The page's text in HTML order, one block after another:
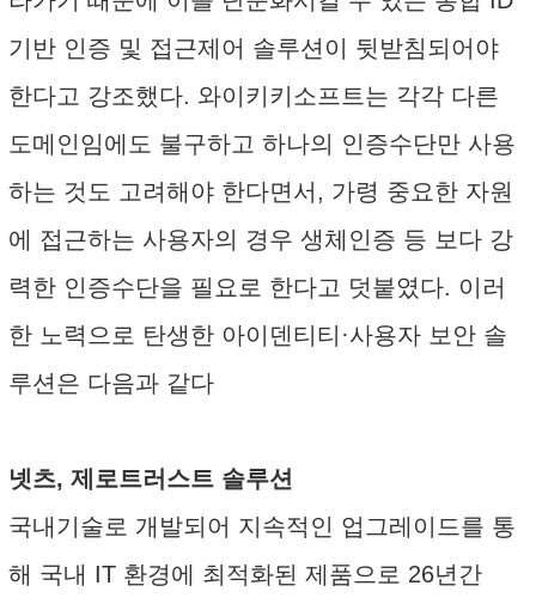
기반 인증 및 접근제어 솔루션이 뒷받침되어야
한다고 강조했다. 와이키키소프트는 각각 다른
도메인임에도 불구하고 하나의 인증수단만 사용
하는 것도 고려해야 한다면서, 가령 중요한 자원
에 접근하는 사용자의 경우 생체인증 등 보다 강
력한 인증수단을 필요로 한다고 덧붙였다. 이러
한 노력으로 탄생한 아이덴티티·사용자 보안 솔
루션은 다음과 같다
넷츠, 제로트러스트 솔루션
국내기술로 개발되어 지속적인 업그레이드를 통
해 국내 IT 환경에 최적화된 제품으로 26년간